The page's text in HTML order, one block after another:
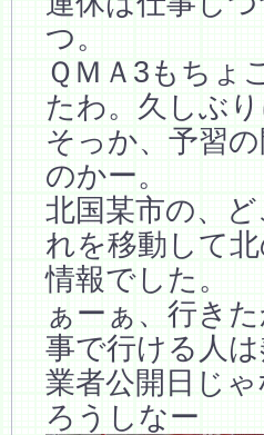
つ。
ＱＭＡ3もちょ
たわ。久しぶ
そっか、予習
のかー。
北国某市の、
れを移動して
情報でした。
ぁーぁ、行き
事で行ける人は
業者公開日じ
ろうしなー